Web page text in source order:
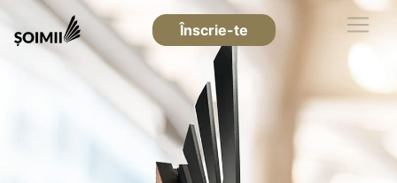
Înscrie-te